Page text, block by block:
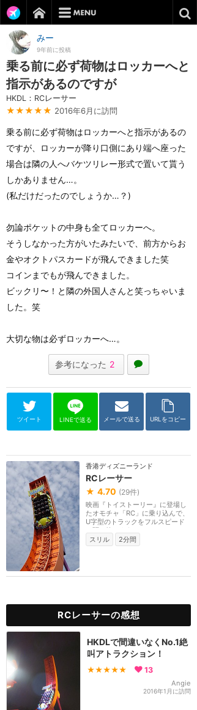
みー
9年前に投稿
乗る前に必ず荷物はロッカーへと
指示があるのですが
HKDL：RCレーサー
★★★★★ 2016年6月に訪問
乗る前に必ず荷物はロッカーへと指示があるの
ですが、ロッカーが降り口側にあり端へ座った
場合は隣の人へバケツリレー形式で置いて貰う
しかありません…。
(私だけだったのでしょうか…？)
勿論ポケットの中身も全てロッカーへ。
そうしなかった方がいたみたいで、前方からお
金やオクトパスカードが飛んできました笑
コインまでもが飛んできました。
ビックリ〜！と隣の外国人さんと笑っちゃいま
した。笑
大切な物は必ずロッカーへ…。
参考になった 2
ツイート LINEで送る メールで送る URLをコピー
香港ディズニーランド
RCレーサー
★ 4.70 (29件)
映画『トイストーリー』に登場し
たオモチャ「RC」に乗り込んで、
U字型のトラックをフルスピード
で駆け抜けよう。一...
スリル
2分間
RCレーサーの感想
HKDLで間違いなくNo.1絶
叫アトラクション！
★★★★★ 13
Angie
2016年1月に訪問